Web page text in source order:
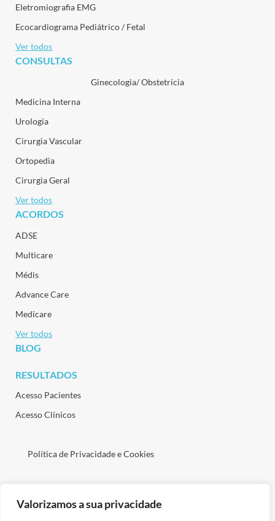
Valorizamos a sua privacidade
Eletromiografia EMG
Ecocardiograma Pediátrico / Fetal
Ver todos
CONSULTAS
Ginecologia/ Obstetrícia
Medicina Interna
Urologia
Cirurgia Vascular
Ortopedia
Cirurgia Geral
Ver todos
ACORDOS
ADSE
Multicare
Médis
Advance Care
Medicare
Ver todos
BLOG
RESULTADOS
Acesso Pacientes
Acesso Clínicos
Política de Privacidade e Cookies